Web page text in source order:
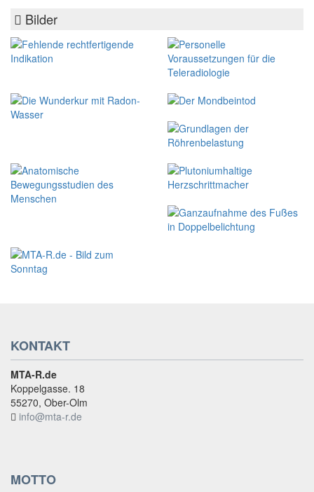
Bilder
KONTAKT
MTA-R.de
Koppelgasse. 18
55270, Ober-Olm
info@mta-r.de
MOTTO